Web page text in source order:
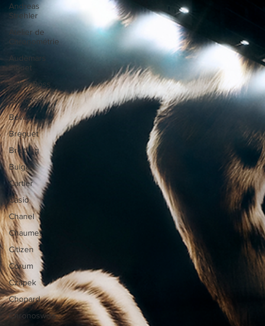
Andreas
Strehler
Atelier de
Chronométrie
Audemars
Piguet
Bell & Ross
Blancpain
Bovet
Breguet
Breitling
Bulgari
Cartier
Casio
Chanel
Chaumet
Citizen
Corum
Czapek
Chopard
Chronoswiss